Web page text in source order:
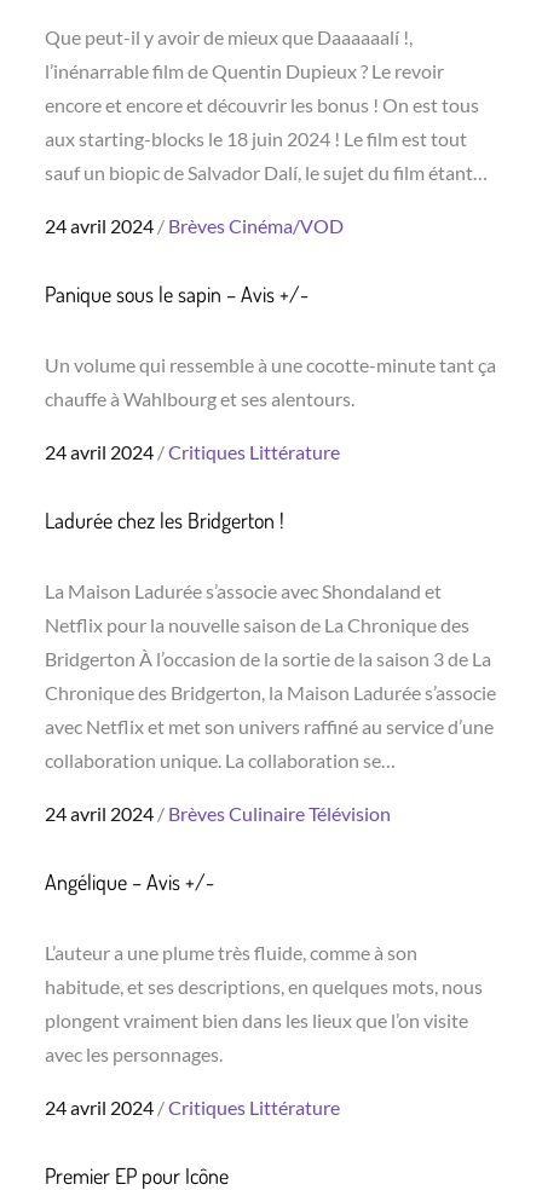
Que peut-il y avoir de mieux que Daaaaaalí !,
l’inénarrable film de Quentin Dupieux ? Le revoir
encore et encore et découvrir les bonus ! On est tous
aux starting-blocks le 18 juin 2024 ! Le film est tout
sauf un biopic de Salvador Dalí, le sujet du film étant…
Posted
24 avril 2024 BrèvesCinéma/VOD
Panique sous le sapin – Avis +/-
Un volume qui ressemble à une cocotte-minute tant ça
chauffe à Wahlbourg et ses alentours.
Posted
24 avril 2024 Critiques Littérature
Ladurée chez les Bridgerton !
La Maison Ladurée s’associe avec Shondaland et
Netflix pour la nouvelle saison de La Chronique des
Bridgerton À l’occasion de la sortie de la saison 3 de La
Chronique des Bridgerton, la Maison Ladurée s’associe
avec Netflix et met son univers raffiné au service d’une
collaboration unique. La collaboration se…
Posted
24 avril 2024 BrèvesCulinaireTélévision
Angélique – Avis +/-
L’auteur a une plume très fluide, comme à son
habitude, et ses descriptions, en quelques mots, nous
plongent vraiment bien dans les lieux que l’on visite
avec les personnages.
Posted
24 avril 2024 Critiques Littérature
Premier EP pour Icône